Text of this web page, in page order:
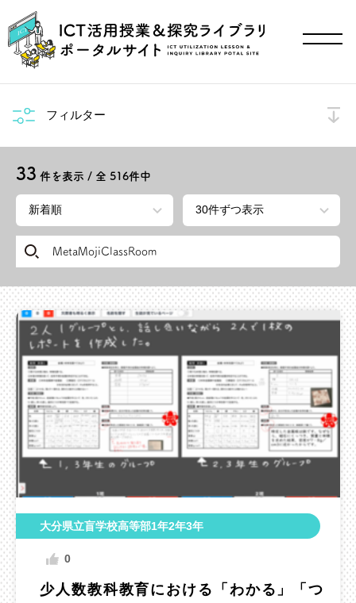
フィルター
33 件を表示 / 全 516件中
大分県立盲学校高等部1年2年3年
0
少人数教科教育における「わかる」「つ